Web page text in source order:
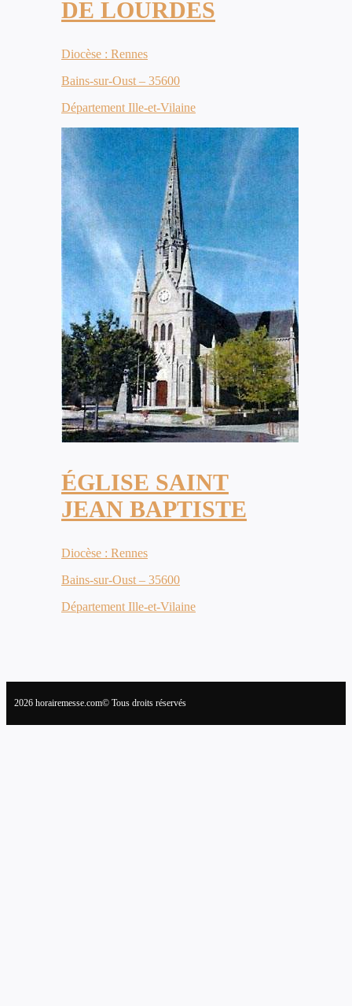
DE LOURDES
Diocèse : Rennes
Bains-sur-Oust – 35600
Département Ille-et-Vilaine
ÉGLISE SAINT
JEAN BAPTISTE
Diocèse : Rennes
Bains-sur-Oust – 35600
Département Ille-et-Vilaine
2026 horairemesse.com© Tous droits réservés